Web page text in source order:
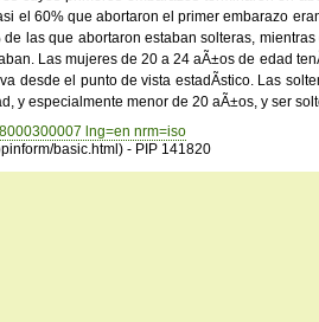
el 60% que abortaron el primer embarazo
las que abortaron estaban solteras,
Las mujeres de 20 a 24 aÃ±os de edad
desde el punto de vista estadÃ­stico. Las
y especialmente menor de 20 aÃ±os, y ser
lng=en nrm=iso
basic.html) - PIP 141820